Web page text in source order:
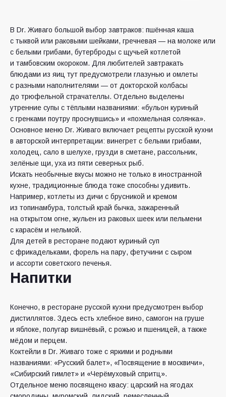
В Dr. Живаго большой выбор завтраков: пшённая каша
с тыквой или раковыми шейками, гречневая — на молоке или
с белыми грибами, бутерброды с щучьей котлетой
и тамбовским окороком. Для любителей завтракать
блюдами из яиц тут предусмотрели глазунью и омлеты
с разными наполнителями — от докторской колбасы
до трюфельной страчателлы. Отдельно выделены
утренние супы с тёплыми названиями: «бульон куриный
с гренками поутру проснувшись» и «похмельная солянка».
Основное меню Dr. Живаго включает рецепты русской кухни
в авторской интерпретации: винегрет с белыми грибами,
холодец, сало в шелухе, грузди в сметане, рассольник,
зелёные щи, уха из пяти северных рыб.
Искать необычные вкусы можно не только в иностранной
кухне, традиционные блюда тоже способны удивить.
Например, котлеты из дичи с брусникой и кремом
из топинамбура, толстый край бычка, зажаренный
на открытом огне, жульен из раковых шеек или пельмени
с карасём и нельмой.
Для детей в ресторане подают куриный суп
с фрикадельками, форель на пару, фетучини с сыром
и ассорти советского печенья.
Напитки
Конечно, в ресторане русской кухни предусмотрен выбор
дистиллятов. Здесь есть хлебное вино, самогон на груше
и яблоке, полугар вишнёвый, с рожью и пшеницей, а также
мёдом и перцем.
Коктейли в Dr. Живаго тоже с яркими и родными
названиями: «Русский балет», «Посвящение в москвичи»,
«Сибирский гимлет» и «Черёмуховый спритц».
Отдельное меню посвящено квасу: царский на ягодах